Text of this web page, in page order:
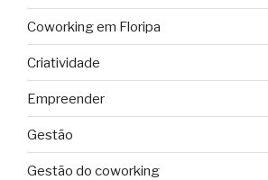
Coworking em Floripa
Criatividade
Empreender
Gestão
Gestão do coworking